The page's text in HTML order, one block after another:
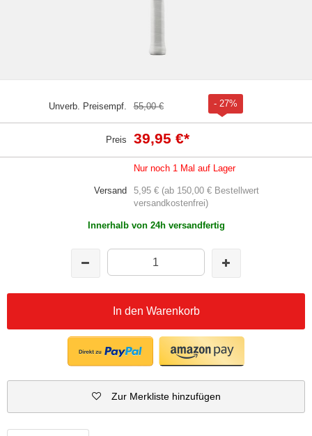
Unverb. Preisempf. 55,00 € - 27%
Preis 39,95 €*
Nur noch 1 Mal auf Lager
Versand
5,95 € (ab 150,00 € Bestellwert
versandkostenfrei)
Innerhalb von 24h versandfertig
In den Warenkorb
Zur Merkliste hinzufügen